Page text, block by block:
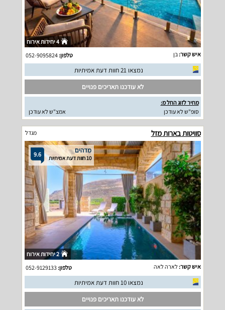
4 יחידות אירוח
איש קשר:בן טלפון:052-9095824
נמצאו 21 חוות דעת אמיתיות
לא עודכנו תאריכים פנויים
מחיר לזוג החל מ:
סופ"ש לא עודכן
אמצ"ש לא עודכן
סוויטות בארות מזל מגדל
9.6 מדהים
10 חוות דעת אמיתיות
2 יחידות אירוח
איש קשר:לארה לאה טלפון:052-9129133
נמצאו 10 חוות דעת אמיתיות
לא עודכנו תאריכים פנויים